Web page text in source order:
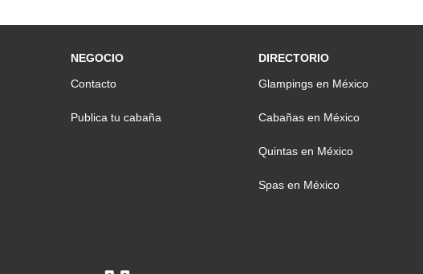
NEGOCIO
Contacto
Publica tu cabaña
DIRECTORIO
Glampings en México
Cabañas en México
Quintas en México
Spas en México